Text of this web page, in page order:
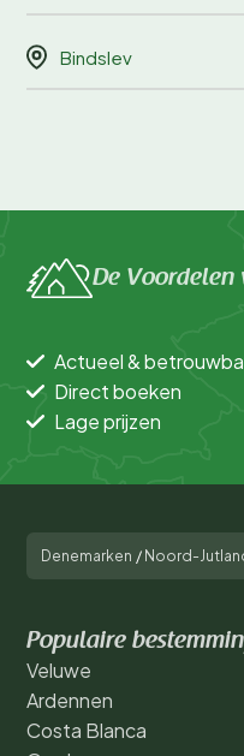
Bindslev
De Voordelen
Actueel &
Direct boeken
Lage prijzen
Denemarken / Noord-
Populaire
Veluwe
Ardennen
Costa Blanca